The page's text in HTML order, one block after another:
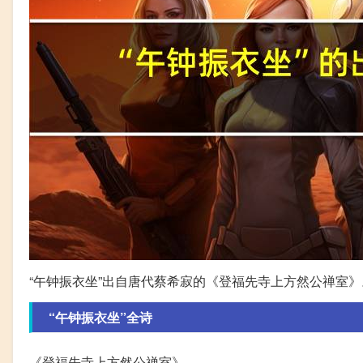
“午钟振衣坐”出自唐代蔡希寂的《登福先寺上方然公禅室
“午钟振衣坐”全诗